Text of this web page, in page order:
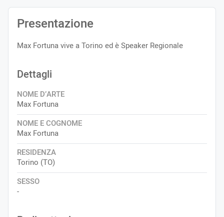
Presentazione
Max Fortuna vive a Torino ed è Speaker Regionale
Dettagli
NOME D’ARTE
Max Fortuna
NOME E COGNOME
Max Fortuna
RESIDENZA
Torino (TO)
SESSO
-